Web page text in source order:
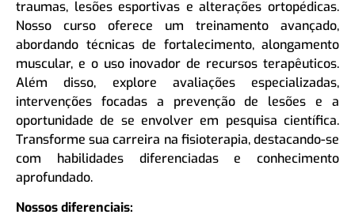
traumas, lesões esportivas e alterações ortopédicas.
Nosso curso oferece um treinamento avançado,
abordando técnicas de fortalecimento, alongamento
muscular, e o uso inovador de recursos terapêuticos.
Além disso, explore avaliações especializadas,
intervenções focadas a prevenção de lesões e a
oportunidade de se envolver em pesquisa científica.
Transforme sua carreira na fisioterapia, destacando-se
com habilidades diferenciadas e conhecimento
aprofundado.
Nossos diferenciais: